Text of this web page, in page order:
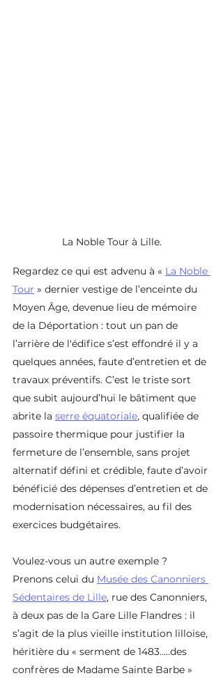
La Noble Tour à Lille.
Regardez ce qui est advenu à « La Noble
Tour » dernier vestige de l’enceinte du
Moyen Âge, devenue lieu de mémoire
de la Déportation : tout un pan de
l’arrière de l'édifice s’est effondré il y a
quelques années, faute d’entretien et de
travaux préventifs. C’est le triste sort
que subit aujourd’hui le bâtiment que
abrite la serre équatoriale, qualifiée de
passoire thermique pour justifier la
fermeture de l’ensemble, sans projet
alternatif défini et crédible, faute d’avoir
bénéficié des dépenses d’entretien et de
modernisation nécessaires, au fil des
exercices budgétaires.
Voulez-vous un autre exemple ?
Prenons celui du Musée des Canonniers
Sédentaires de Lille, rue des Canonniers,
à deux pas de la Gare Lille Flandres : il
s’agit de la plus vieille institution lilloise,
héritière du « serment de 1483…..des
confrères de Madame Sainte Barbe »